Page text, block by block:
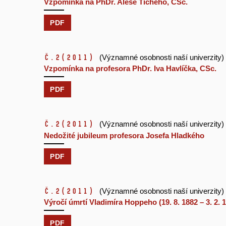
PDF
č.2 (2011)
(Významné osobnosti naší univerzity)
Vzpomínka na profesora PhDr. Iva Havlíčka, CSc.
PDF
č.2 (2011)
(Významné osobnosti naší univerzity)
Nedožité jubileum profesora Josefa Hladkého
PDF
č.2 (2011)
(Významné osobnosti naší univerzity)
Výročí úmrtí Vladimíra Hoppeho (19. 8. 1882 – 3. 2.
PDF